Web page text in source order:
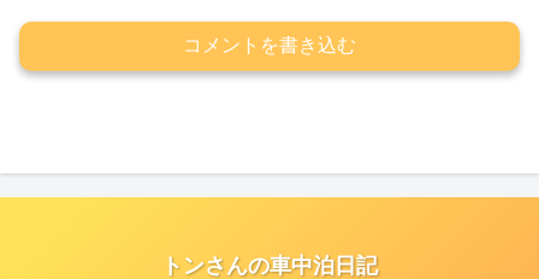
コメントを書き込む
トンさんの車中泊日記